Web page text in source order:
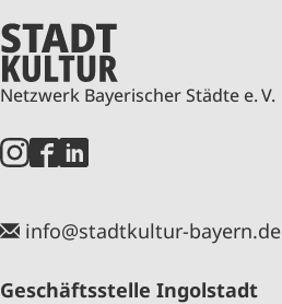
Netzwerk Bayerischer Städte e. V.
info@stadtkultur-bayern.de
Geschäftsstelle Ingolstadt